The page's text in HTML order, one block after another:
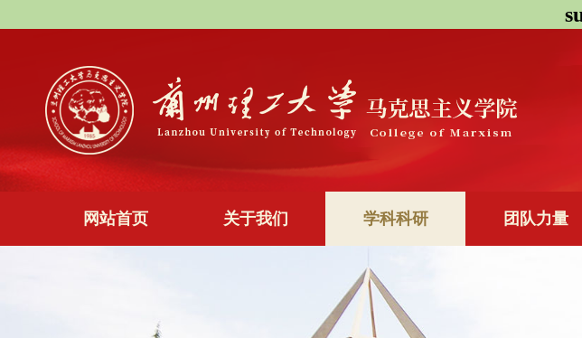
网站首页 关于我们 学科科研 团队力量